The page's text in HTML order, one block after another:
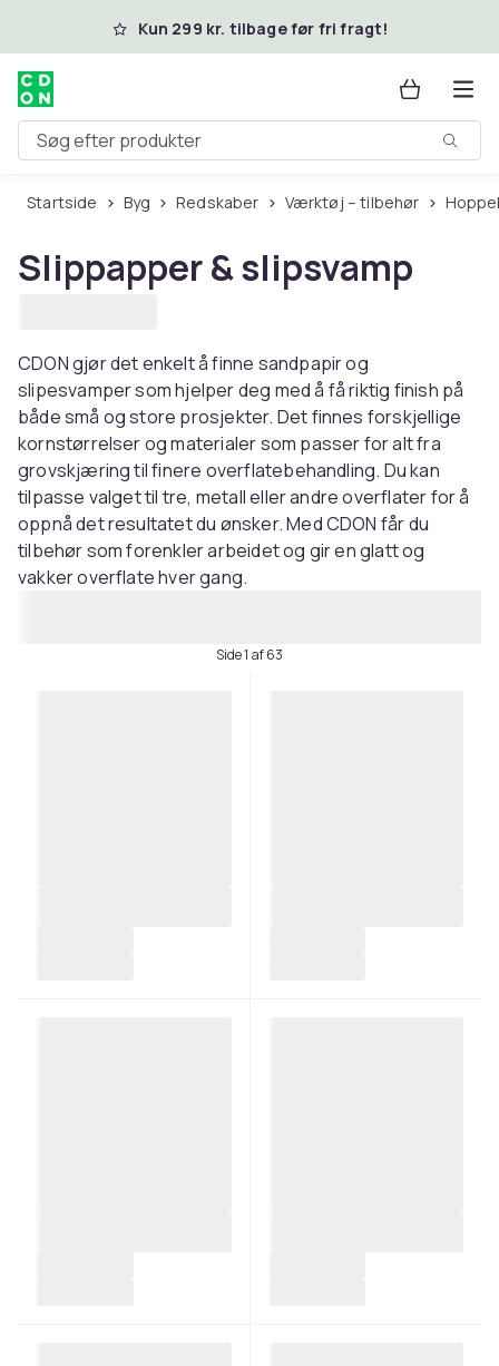
Spring til hovedindhold
Kun 299 kr. tilbage før fri fragt!
Søg efter produkter
Startside Byg Redskaber Værktøj – tilbehør
Slippapper & slipsvamp
CDON gjør det enkelt å finne sandpapir og
slipesvamper som hjelper deg med å få riktig finish på
både små og store prosjekter. Det finnes forskjellige
kornstørrelser og materialer som passer for alt fra
grovskjæring til finere overflatebehandling. Du kan
tilpasse valget til tre, metall eller andre overflater for å
oppnå det resultatet du ønsker. Med CDON får du
tilbehør som forenkler arbeidet og gir en glatt og
vakker overflate hver gang.
Side 1 af 63